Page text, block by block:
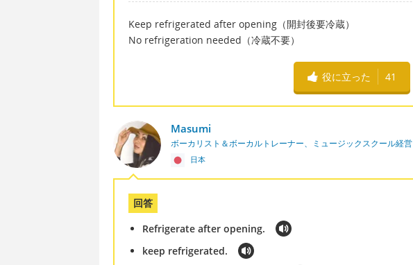
Keep refrigerated after opening（開封後要冷蔵）
No refrigeration needed（冷蔵不要）
役に立った 41
Masumi
ボーカリスト＆ボーカルトレーナー、ミュージックスクール経営
日本
回答
Refrigerate after opening.
keep refrigerated.